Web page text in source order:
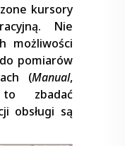
kursory
Nie
możliwości
pomiarów
(Manual,
zbadać
obsługi są